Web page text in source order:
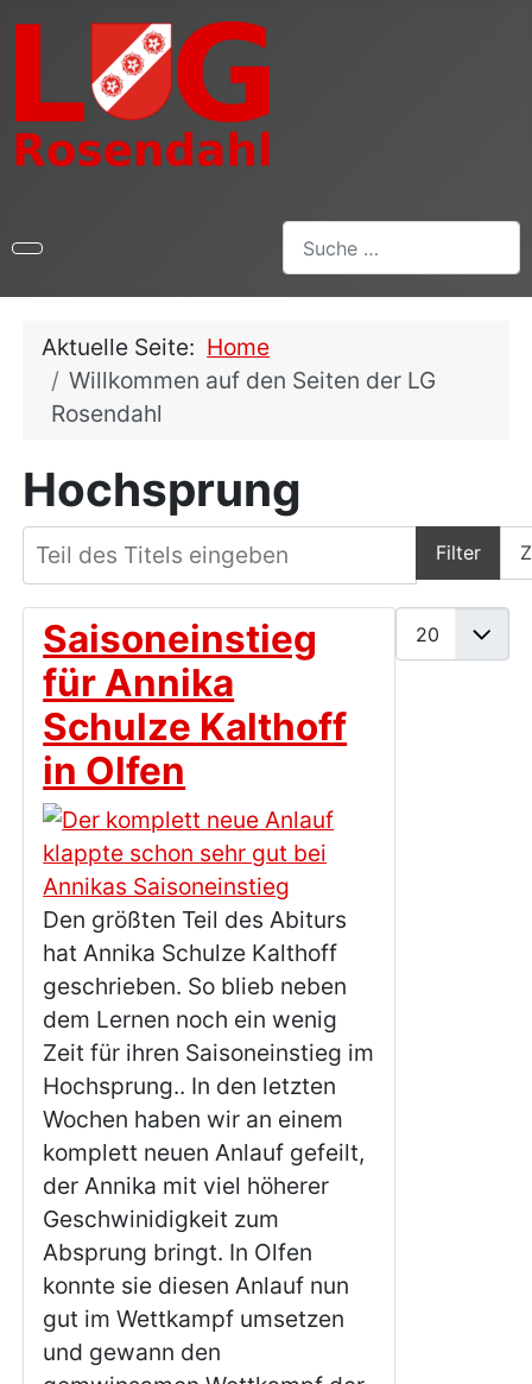
Suchen
Aktuelle Seite: Home
Willkommen auf den Seiten der LG
Rosendahl
Hochsprung
Teil des Titels eingeben Filter
Anzeige #
Saisoneinstieg
für Annika
Schulze Kalthoff
in Olfen
Den größten Teil des Abiturs
hat Annika Schulze Kalthoff
geschrieben. So blieb neben
dem Lernen noch ein wenig
Zeit für ihren Saisoneinstieg im
Hochsprung.. In den letzten
Wochen haben wir an einem
komplett neuen Anlauf gefeilt,
der Annika mit viel höherer
Geschwinidigkeit zum
Absprung bringt. In Olfen
konnte sie diesen Anlauf nun
gut im Wettkampf umsetzen
und gewann den